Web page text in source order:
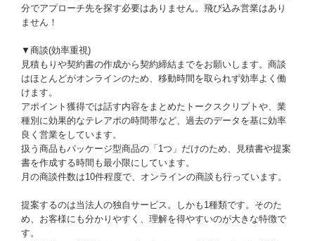
分でアプローチ先を探す必要はありません。飛び込み営業はあり
ません！
▼商談(効率重視)
見積もりや契約書の作成から契約締結までをお願いします。商談
はほとんどがオンラインのため、移動時間を取られず効率よく働
けます。
アポイント獲得では話す内容をまとめたトークスクリプトや、業
種別に効果的なテレアポの時間帯など、過去のデータを基に効率
良く営業をしています。
扱う商品もパッケージ型商品の「1つ」だけのため、見積書や提案
書を作成する時間も最小限にしています。
月の商談件数は10件程度で、オンラインの商談も行っています。
提案するのは当法人の独自サービス。しかも1種類です。そのた
め、お客様にも分かりやすく、理解を得やすいのが大きな特徴で
す。